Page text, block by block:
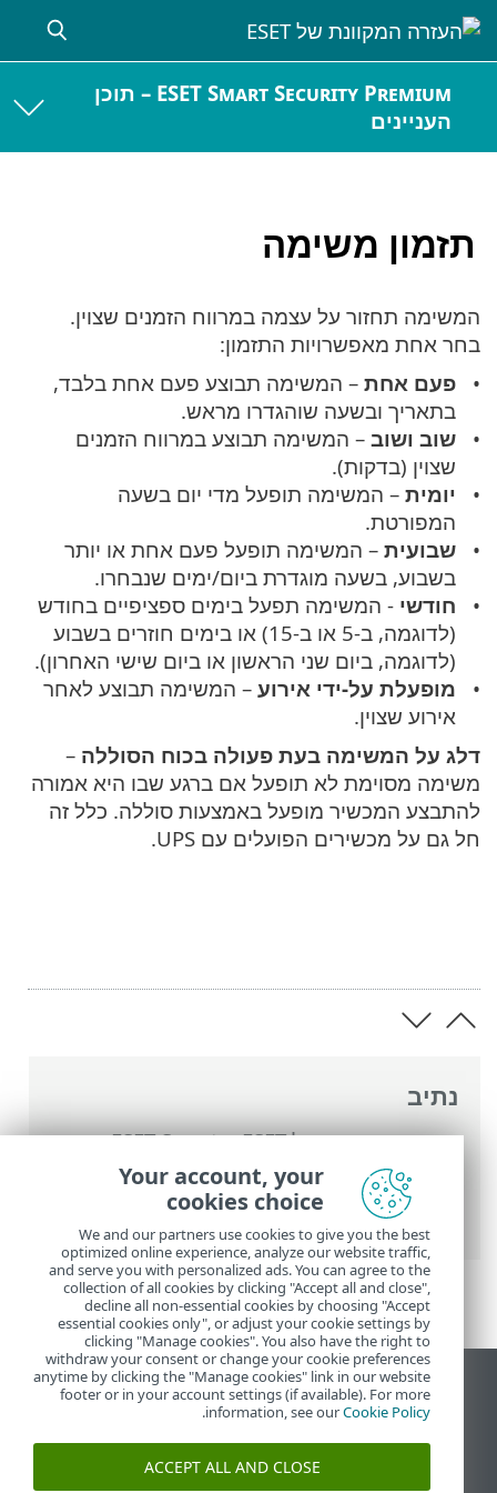
ESET Smart Security Premium – תוכן
העניינים
תזמון משימה
נתיב
העזרה המקוונת של ESET >
ESET Smart
Security Premium
>
עבודה עם ESET Smart
Security Premium
>כלים>מתזמן
דו-שיח - מתזמן > תזמון משימה
המשימה תחזור על עצמה במרווח הזמנים שצוין.
בחר אחת מאפשרויות התזמון:
פעם אחת – המשימה תבוצע פעם אחת בלבד,
בתאריך ובשעה שוהגדרו מראש.
שוב ושוב – המשימה תבוצע במרווח הזמנים
שצוין (בדקות).
יומית – המשימה תופעל מדי יום בשעה
המפורטת.
שבועית – המשימה תופעל פעם אחת או יותר
בשבוע, בשעה מוגדרת ביום/ימים שנבחרו.
חודשי - המשימה תפעל בימים ספציפיים בחודש
(לדוגמה, ב-5 או ב-15) או בימים חוזרים בשבוע
(לדוגמה, ביום שני הראשון או ביום שישי האחרון).
מופעלת על-ידי אירוע – המשימה תבוצע לאחר
אירוע שצוין.
דלג על המשימה בעת פעולה בכוח הסוללה –
משימה מסוימת לא תופעל אם ברגע שבו היא אמורה
להתבצע המכשיר מופעל באמצעות סוללה. כלל זה
חל גם על מכשירים הפועלים עם UPS.
הצג את האתר למחשב
End of Life
מאגר הידע של ESET
Your account, your
cookies choice
We and our partners use cookies to give you the best
optimized online experience, analyze our website traffic,
and serve you with personalized ads. You can agree to the
collection of all cookies by clicking "Accept all and close",
decline all non-essential cookies by choosing "Accept
essential cookies only", or adjust your cookie settings by
clicking "Manage cookies". You also have the right to
withdraw your consent or change your cookie preferences
anytime by clicking the "Manage cookies" link in our website
footer or in your account settings (if available). For more
information, see ourCookie Policy
.
ACCEPT ALL AND CLOSE